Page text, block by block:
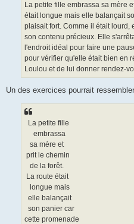
La petite fille embrassa sa mère
était longue mais elle balançait
plaisait fort. Comme il était
son contenu précieux. Elle
l'endroit idéal pour faire une
pour vérifier qu'elle était bien en
Loulou et de lui donner rendez-
Un des exercices pourrait
La petite fille
embrassa
sa mère et
prit le chemin
de la forêt.
La route était
longue mais
elle balançait
son panier car
cette promenade